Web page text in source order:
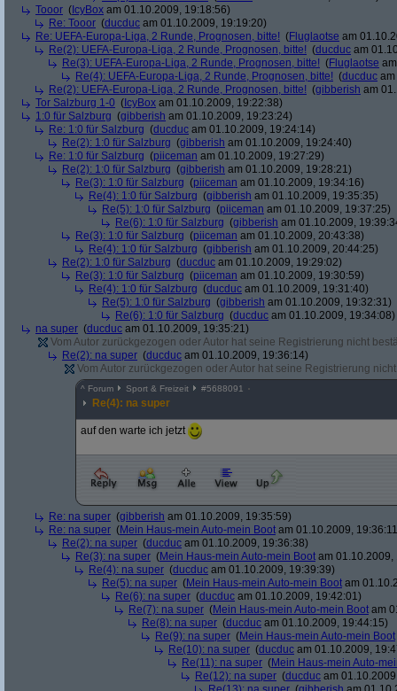
Tooor ( IcyBox am 01.10.2009, 19:18:56)
Re: Tooor (ducduc am 01.10.2009, 19:19:20)
Re: UEFA-Europa-Liga, 2 Runde, Prognosen, bitte! (Fluglaotse am
Re(2): UEFA-Europa-Liga, 2 Runde, Prognosen, bitte! (ducduc am
Re(3): UEFA-Europa-Liga, 2 Runde, Prognosen, bitte! (Fluglaotse
Re(4): UEFA-Europa-Liga, 2 Runde, Prognosen, bitte! (ducduc
Re(2): UEFA-Europa-Liga, 2 Runde, Prognosen, bitte! (gibberish am
Tor Salzburg 1-0 ( IcyBox am 01.10.2009, 19:22:38)
1:0 für Salzburg (gibberish am 01.10.2009, 19:23:24)
Re: 1:0 für Salzburg (ducduc am 01.10.2009, 19:24:14)
Re(2): 1:0 für Salzburg (gibberish am 01.10.2009, 19:24:40)
Re: 1:0 für Salzburg (piiceman am 01.10.2009, 19:27:29)
Re(2): 1:0 für Salzburg (gibberish am 01.10.2009, 19:28:21)
Re(3): 1:0 für Salzburg (piiceman am 01.10.2009, 19:34:16)
Re(4): 1:0 für Salzburg (gibberish am 01.10.2009, 19:35:35)
Re(5): 1:0 für Salzburg (piiceman am 01.10.2009, 19:37:25)
Re(6): 1:0 für Salzburg (gibberish am 01.10.2009,
Re(3): 1:0 für Salzburg (piiceman am 01.10.2009, 20:43:38)
Re(4): 1:0 für Salzburg (gibberish am 01.10.2009, 20:44:25)
Re(2): 1:0 für Salzburg (ducduc am 01.10.2009, 19:29:02)
Re(3): 1:0 für Salzburg (piiceman am 01.10.2009, 19:30:59)
Re(4): 1:0 für Salzburg (ducduc am 01.10.2009, 19:31:40)
Re(5): 1:0 für Salzburg (gibberish am 01.10.2009, 19:32:31)
Re(6): 1:0 für Salzburg (ducduc am 01.10.2009, 19:34:08)
na super (ducduc am 01.10.2009, 19:35:21)
Vom Autor zurückgezogen oder Autor hat seine Registrierung nicht
Re(2): na super (ducduc am 01.10.2009, 19:36:14)
Vom Autor zurückgezogen oder Autor hat seine Registrierung
^ Forum Sport & Freizeit #5688091
Re(4): na super
auf den warte ich jetzt
Re: na super (gibberish am 01.10.2009, 19:35:59)
Re: na super (Mein Haus-mein Auto-mein Boot am 01.10.2009,
Re(2): na super (ducduc am 01.10.2009, 19:36:38)
Re(3): na super (Mein Haus-mein Auto-mein Boot am 01.10.2009,
Re(4): na super (ducduc am 01.10.2009, 19:39:39)
Re(5): na super (Mein Haus-mein Auto-mein Boot am
Re(6): na super (ducduc am 01.10.2009, 19:42:01)
Re(7): na super (Mein Haus-mein Auto-mein Boot am
Re(8): na super (ducduc am 01.10.2009, 19:44:15)
Re(9): na super (Mein Haus-mein Auto-mein Boot
Re(10): na super (ducduc am 01.10.2009,
Re(11): na super (Mein Haus-mein Auto-
Re(12): na super (ducduc am